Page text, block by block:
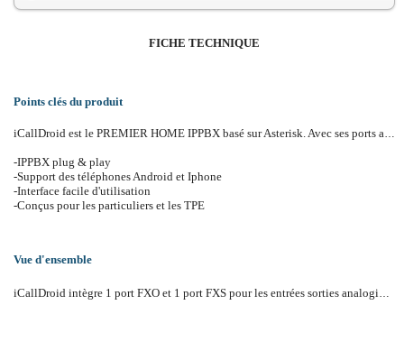
FICHE TECHNIQUE
Points clés du produit
iCallDroid est le PREMIER HOME IPPBX basé sur Asterisk. Avec ses ports analogiques intégrés, les équipements téléphoniques standard peuvent être connectés au monde moderne des communications unifiés. iCallDroid fournit toutes les caractéristiques fonctionnelles d'un IPPBX open source pour la maison et les petites entreprises.
-IPPBX plug & play
-Support des téléphones Android et Iphone
-Interface facile d'utilisation
-Conçus pour les particuliers et les TPE
Vue d'ensemble
iCallDroid intègre 1 port FXO et 1 port FXS pour les entrées sorties analogiques. Les ports WAN/LAN sont aussi fournit pour offrir une connectivité Internet. Supporte jusqu'à 10 appels SIP simultanés ou 2 conversations G.729. La plupart des usages personnelles ou des TPE sont envisageables.